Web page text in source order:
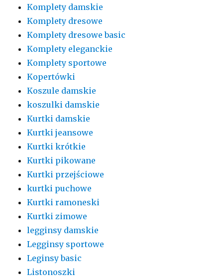
Komplety damskie
Komplety dresowe
Komplety dresowe basic
Komplety eleganckie
Komplety sportowe
Kopertówki
Koszule damskie
koszulki damskie
Kurtki damskie
Kurtki jeansowe
Kurtki krótkie
Kurtki pikowane
Kurtki przejściowe
kurtki puchowe
Kurtki ramoneski
Kurtki zimowe
legginsy damskie
Legginsy sportowe
Leginsy basic
Listonoszki